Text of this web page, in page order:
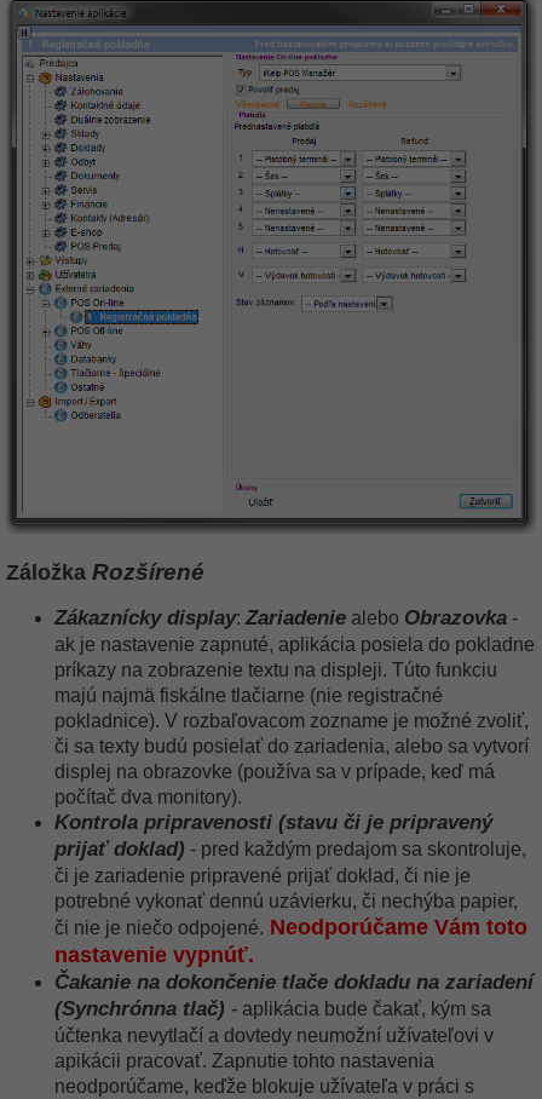
Záložka Rozšírené
Zákaznícky display: Zariadenie alebo Obrazovka -
ak je nastavenie zapnuté, aplikácia posiela do pokladne
príkazy na zobrazenie textu na displeji. Túto funkciu
majú najmä fiskálne tlačiarne (nie registračné
pokladnice). V rozbaľovacom zozname je možné zvoliť,
či sa texty budú posielať do zariadenia, alebo sa vytvorí
displej na obrazovke (používa sa v prípade, keď má
počítač dva monitory).
Kontrola pripravenosti (stavu či je pripravený
prijať doklad) - pred každým predajom sa skontroluje,
či je zariadenie pripravené prijať doklad, či nie je
potrebné vykonať dennú uzávierku, či nechýba papier,
či nie je niečo odpojené. Neodporúčame Vám toto
nastavenie vypnúť.
Čakanie na dokončenie tlače dokladu na zariadení
(Synchrónna tlač) - aplikácia bude čakať, kým sa
účtenka nevytlačí a dovtedy neumožní užívateľovi v
apikácii pracovať. Zapnutie tohto nastavenia
neodporúčame, keďže blokuje užívateľa v práci s